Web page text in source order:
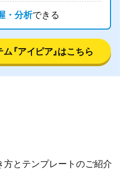
・分析できる
ム『アイピア』はこちら
方とテンプレートのご紹介